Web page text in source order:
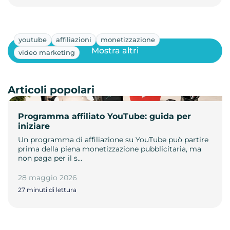
youtube affiliazioni
monetizzazione
video marketing
Programma affiliato YouTube: guida per
iniziare
Un programma di affiliazione su YouTube può partire
prima della piena monetizzazione pubblicitaria, ma
non paga per il s…
28 maggio 2026
27 minuti di lettura
Mostra altri
Articoli popolari